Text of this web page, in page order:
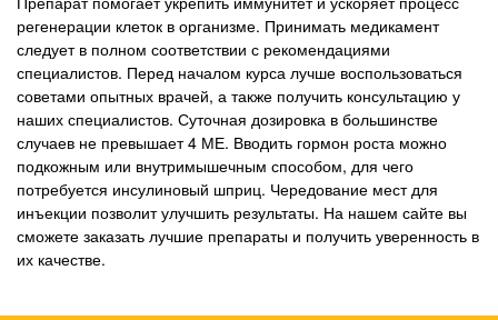
регенерации клеток в организме. Принимать медикамент
следует в полном соответствии с рекомендациями
специалистов. Перед началом курса лучше воспользоваться
советами опытных врачей, а также получить консультацию у
наших специалистов. Суточная дозировка в большинстве
случаев не превышает 4 МЕ. Вводить гормон роста можно
подкожным или внутримышечным способом, для чего
потребуется инсулиновый шприц. Чередование мест для
инъекции позволит улучшить результаты. На нашем сайте вы
сможете заказать лучшие препараты и получить уверенность в
их качестве.